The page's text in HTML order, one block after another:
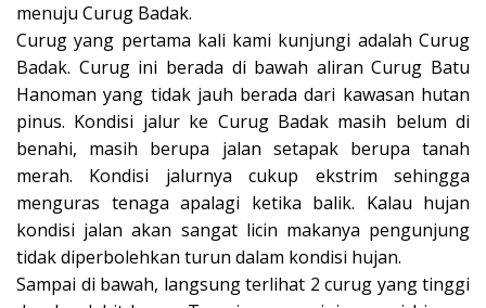
menuju Curug Badak.
Curug yang pertama kali kami kunjungi adalah Curug
Badak. Curug ini berada di bawah aliran Curug Batu
Hanoman yang tidak jauh berada dari kawasan hutan
pinus. Kondisi jalur ke Curug Badak masih belum di
benahi, masih berupa jalan setapak berupa tanah
merah. Kondisi jalurnya cukup ekstrim sehingga
menguras tenaga apalagi ketika balik. Kalau hujan
kondisi jalan akan sangat licin makanya pengunjung
tidak diperbolehkan turun dalam kondisi hujan.
Sampai di bawah, langsung terlihat 2 curug yang tinggi